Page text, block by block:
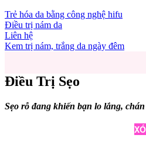
Trẻ hóa da bằng công nghệ hifu
Điều trị nám da
Liên hệ
Kem trị nám, trắng da ngày đêm
Điều Trị Sẹo
Sẹo rỗ đang khiến bạn lo lắng,